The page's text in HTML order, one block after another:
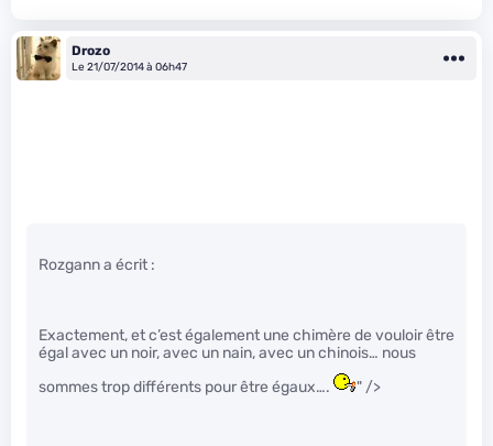
Drozo
Le 21/07/2014 à 06h47
Rozgann a écrit :
Exactement, et c’est également une chimère de vouloir être
égal avec un noir, avec un nain, avec un chinois… nous
sommes trop différents pour être égaux….
" />